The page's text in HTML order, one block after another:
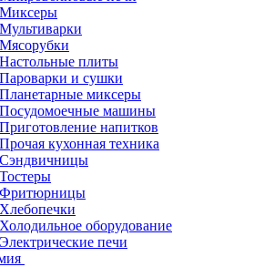
Миксеры
Мультиварки
Мясорубки
Настольные плиты
Пароварки и сушки
Планетарные миксеры
Посудомоечные машины
Приготовление напитков
Прочая кухонная техника
Сэндвичницы
Тостеры
Фритюрницы
Хлебопечки
Холодильное оборудование
Электрические печи